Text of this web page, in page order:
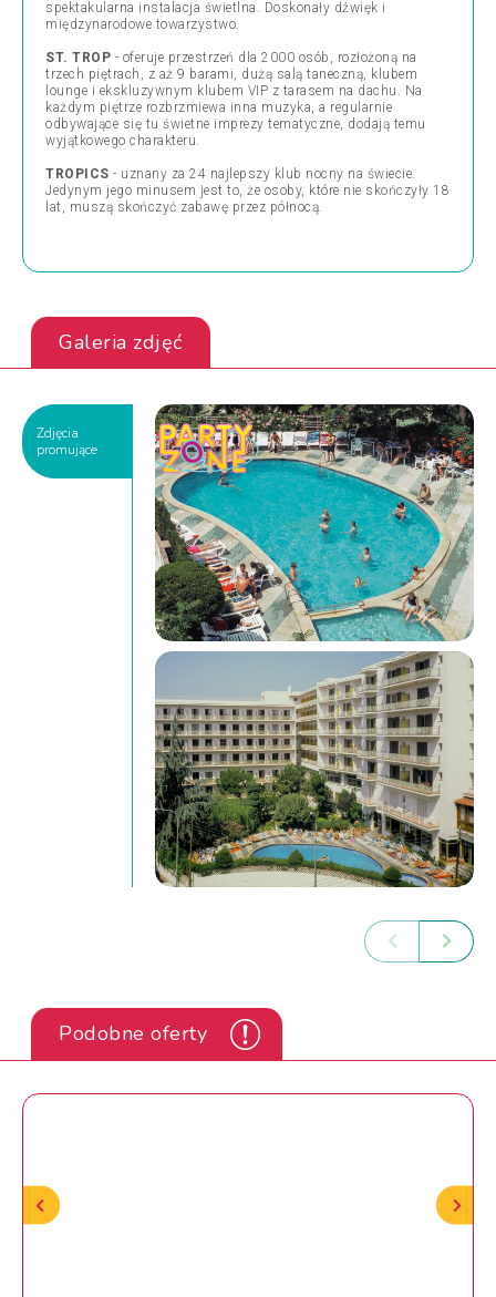
spektakularna instalacja świetlna. Doskonały dźwięk i
międzynarodowe towarzystwo.
ST. TROP - oferuje przestrzeń dla 2000 osób, rozłożoną na
trzech piętrach, z aż 9 barami, dużą salą taneczną, klubem
lounge i ekskluzywnym klubem VIP z tarasem na dachu. Na
każdym piętrze rozbrzmiewa inna muzyka, a regularnie
odbywające się tu świetne imprezy tematyczne, dodają temu
wyjątkowego charakteru.
TROPICS - uznany za 24 najlepszy klub nocny na świecie.
Jedynym jego minusem jest to, że osoby, które nie skończyły 18
lat, muszą skończyć zabawę przez północą.
Galeria zdjęć
Zdjęcia
promujące
Podobne oferty